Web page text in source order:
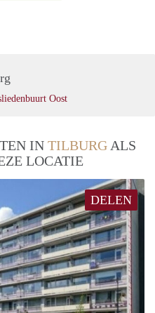
Oost
IN TILBURG ALS
LOCATIE
DELEN